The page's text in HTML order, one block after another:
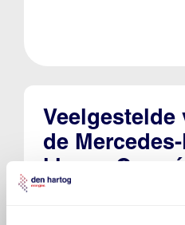
Veelgestelde
de
klasse Coupé